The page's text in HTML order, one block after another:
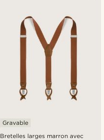
Prix croissant
Prix décroissant
Bretelles larges marron avec
Gravable